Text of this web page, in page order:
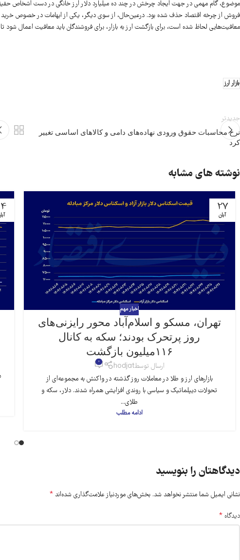
موضوع، گام مهمی در جهت ایجاد چرخش در چند ده میلیارد دلار ارز خانگی در دست اشخاص
فروش از چرخه اقتصاد حذف شده بود. در‌عین‌حال، از سوی دیگر، یکی از ابهامات در خصوص
معافیت‌هایی لحاظ شده است، برای بازگشت ارز به بازار، برای فروشندگان باید معافیت اعمال شود
بازار ارز
جدیدتر
نرخ محاسبات حقوق ورودی نهاده‌های دامی و کالاهای اساسی تغییر
کرد
نوشته های مشابه
27
آبان
اخبار مهم
تهران، مسکو و اسلام‌آباد محور رایزنی‌های
روز پرتحرک بودند؛ سکه به کانال
۱۱۶‌میلیون بازگشت
ارسال توسطhodjat
0
بازارهای ارز و طلا در معاملات روز گذشته در واکنش به مجموعه‌ای از
تحولات دیپلماتیک و سیاسی با روندی افزایشی همراه شدند. دلار، سکه و
طلای...
ادامه مطلب
دیدگاهتان را بنویسید
نشانی ایمیل شما منتشر نخواهد شد. بخش‌های موردنیاز علامت‌گذاری شده‌اند *
دیدگاه *